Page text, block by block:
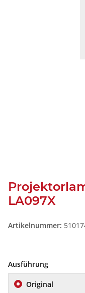
LA097X
Artikelnummer:
Ausführung
Original